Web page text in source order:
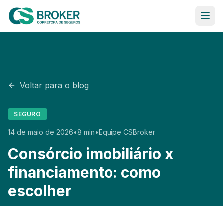
Ir para o conteúdo
Seguro
Estratégias Financeiras
Sobre Nós
Contato
Voltar para o blog
SEGURO
14 de maio de 2026•8 min•Equipe CSBroker
Consórcio imobiliário x
financiamento: como
escolher